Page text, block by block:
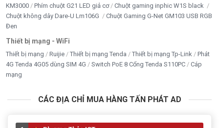
KM3000
Phím chuột G21 LED giả cơ
Chuột gaming inphic W1S black
Chuột không dây Dare-U Lm106G
Chuột Gaming G-Net GM103 USB RGB
Đen
Thiết bị mạng - WiFi
Thiết bị mạng Ruijie Thiết bị mạng Tenda Thiết bị mạng Tp-Link
Phát
4G Tenda 4G05 dùng SIM 4G
Switch PoE 8 Cổng Tenda S110PC
Cáp
mạng
CÁC ĐỊA CHỈ MUA HÀNG TẤN PHÁT AD